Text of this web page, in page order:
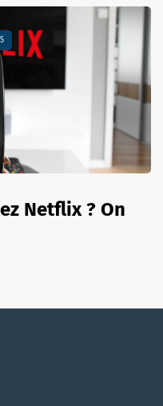
Netflix ? On